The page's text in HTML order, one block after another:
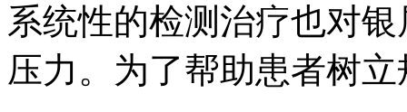
系统性的检测治疗也对
压力。为了帮助患者树